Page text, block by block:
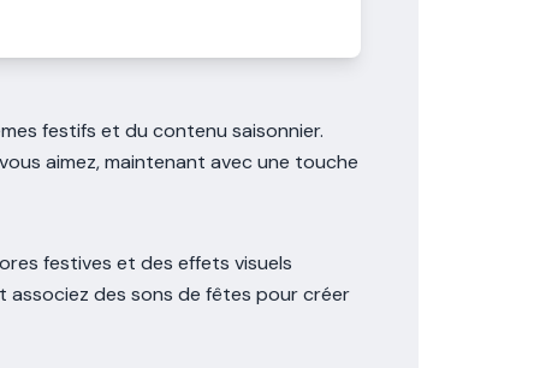
festifs et du contenu saisonnier.
aimez, maintenant avec une touche
festives et des effets visuels
associez des sons de fêtes pour créer